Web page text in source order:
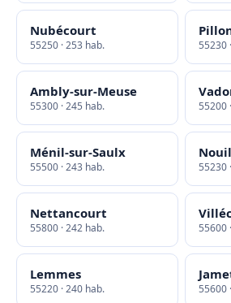
Nubécourt
55250 · 253 hab. 55230
Ambly-sur-Meuse
55300 · 245 hab. 55200
Ménil-sur-Saulx
55500 · 243 hab. 55230
Nettancourt
55800 · 242 hab. 55600
Lemmes
55220 · 240 hab. 55600